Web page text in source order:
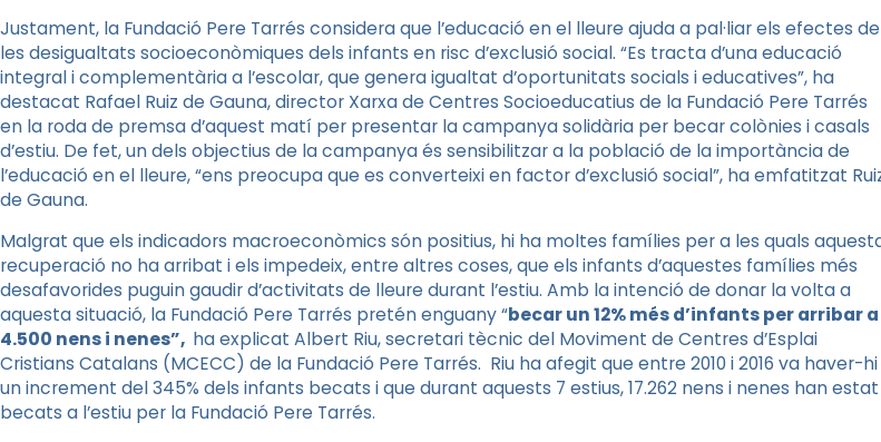
Justament, la Fundació Pere Tarrés considera que l’educació en el lleure ajuda a pal·liar els efectes de
les desigualtats socioeconòmiques dels infants en risc d’exclusió social. “Es tracta d’una educació
integral i complementària a l’escolar, que genera igualtat d’oportunitats socials i educatives”, ha
destacat Rafael Ruiz de Gauna, director Xarxa de Centres Socioeducatius de la Fundació Pere Tarrés
en la roda de premsa d’aquest matí per presentar la campanya solidària per becar colònies i casals
d’estiu. De fet, un dels objectius de la campanya és sensibilitzar a la població de la importància de
l’educació en el lleure, “ens preocupa que es converteixi en factor d’exclusió social”, ha emfatitzat
de Gauna.
Malgrat que els indicadors macroeconòmics són positius, hi ha moltes famílies per a les quals
recuperació no ha arribat i els impedeix, entre altres coses, que els infants d’aquestes famílies més
desafavorides puguin gaudir d’activitats de lleure durant l’estiu. Amb la intenció de donar la volta a
aquesta situació, la Fundació Pere Tarrés pretén enguany “becar un 12% més d’infants per arribar a
4.500 nens i nenes”, ha explicat Albert Riu, secretari tècnic del Moviment de Centres d’Esplai
Cristians Catalans (MCECC) de la Fundació Pere Tarrés. Riu ha afegit que entre 2010 i 2016 va haver-hi
un increment del 345% dels infants becats i que durant aquests 7 estius, 17.262 nens i nenes han estat
becats a l’estiu per la Fundació Pere Tarrés.